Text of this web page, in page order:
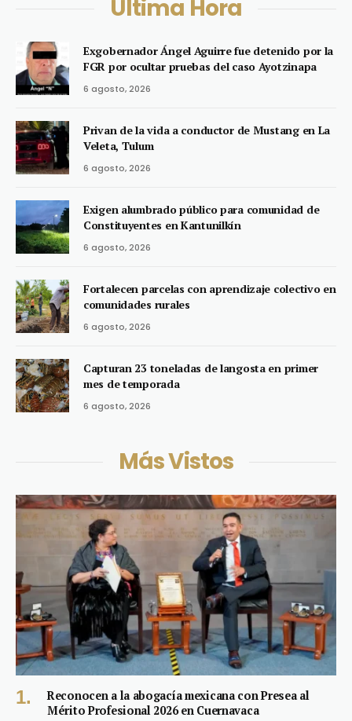
Última Hora
Exgobernador Ángel Aguirre fue detenido por la
FGR por ocultar pruebas del caso Ayotzinapa
6 agosto, 2026
Privan de la vida a conductor de Mustang en La
Veleta, Tulum
6 agosto, 2026
Exigen alumbrado público para comunidad de
Constituyentes en Kantunilkín
6 agosto, 2026
Fortalecen parcelas con aprendizaje colectivo en
comunidades rurales
6 agosto, 2026
Capturan 23 toneladas de langosta en primer
mes de temporada
6 agosto, 2026
Más Vistos
Reconocen a la abogacía mexicana con Presea al
Mérito Profesional 2026 en Cuernavaca